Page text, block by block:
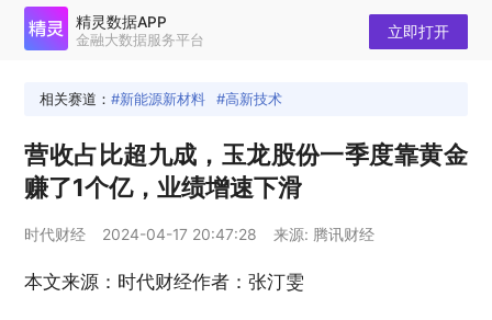
相关赛道： 新能源新材料 高新技术
营收占比超九成，玉龙股份一季度靠黄金
赚了1个亿，业绩增速下滑
时代财经 2024-04-17 20:47:28 来源: 腾讯财经
本文来源：时代财经作者：张汀雯
精灵数据APP
金融大数据服务平台 立即打开